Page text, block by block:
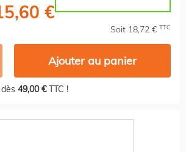
€
Soit 18,72 € TTC
Ajouter au panier
49,00 €TTC !